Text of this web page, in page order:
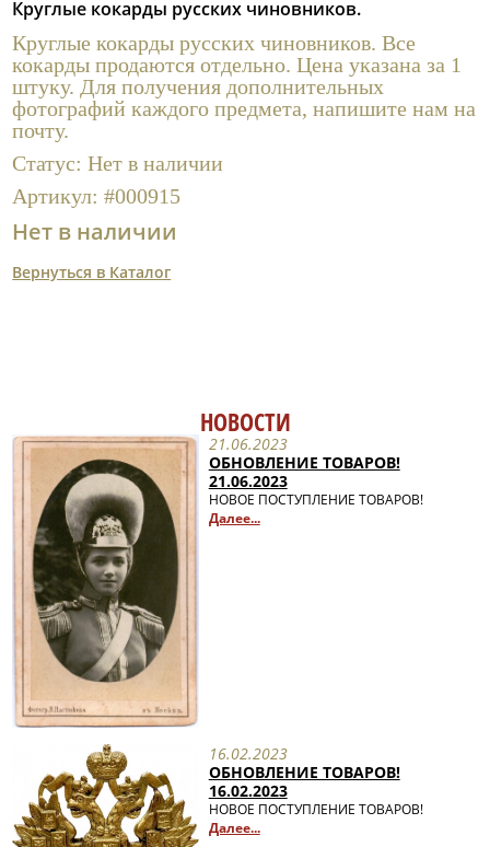
Полезные ссылки
Круглые кокарды русских чиновников.
Круглые кокарды русских чиновников. Все
кокарды продаются отдельно. Цена указана за 1
штуку. Для получения дополнительных
фотографий каждого предмета, напишите нам на
почту.
Статус:Нет в наличии
Артикул:#000915
Нет в наличии
Вернуться в Каталог
НОВОСТИ
21.06.2023
ОБНОВЛЕНИЕ ТОВАРОВ!
21.06.2023
НОВОЕ ПОСТУПЛЕНИЕ ТОВАРОВ!
Далее...
16.02.2023
ОБНОВЛЕНИЕ ТОВАРОВ!
16.02.2023
НОВОЕ ПОСТУПЛЕНИЕ ТОВАРОВ!
Далее...